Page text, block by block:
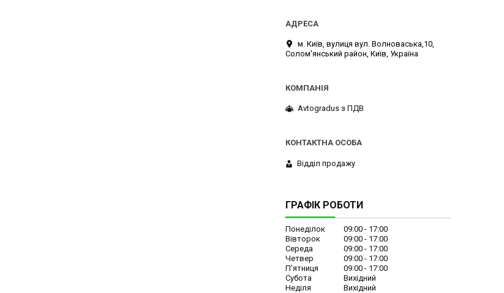
м. Київ, вулиця вул. Волноваська,10,
Солом'янський район, Київ, Україна
Avtogradus з ПДВ
Відділ продажу
ГРАФІК РОБОТИ
Понеділок 09:00
17:00
Вівторок
09:00
17:00
Середа
09:00
17:00
Четвер
09:00
17:00
Пʼятниця
09:00
17:00
Субота
Вихідний
Неділя
Вихідний